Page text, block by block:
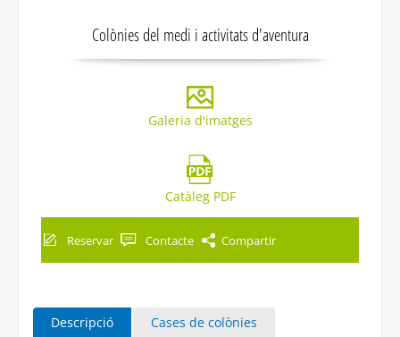
Colònies del medi i activitats d'aventura
Galeria d'imatges
Catàleg PDF
Reservar Contacte Compartir
Descripció
Cases de colònies